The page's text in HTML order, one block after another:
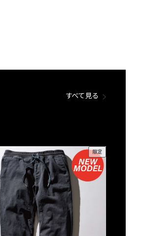
すべて見る
限定